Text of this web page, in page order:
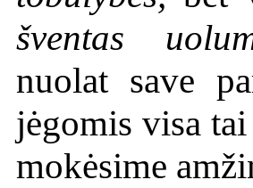
šventas
nuolat save
jėgomis visa
mokėsime